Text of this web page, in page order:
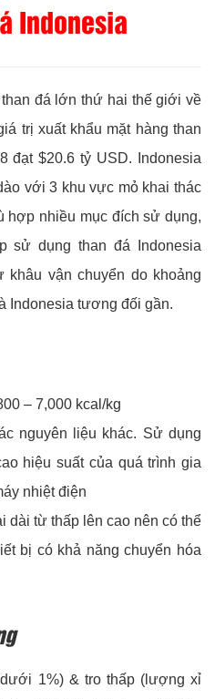
Indonesia
than đá lớn thứ hai thế giới về
trị xuất khẩu mặt hàng than
đạt $20.6 tỷ USD. Indonesia
với 3 khu vực mỏ khai thác
hợp nhiều mục đích sử dụng,
sử dụng than đá Indonesia
vận chuyển do khoảng
Indonesia tương đối gần.
– 7,000 kcal/kg
nguyên liệu khác. Sử dụng
hiệu suất của quá trình gia
nhiệt điện
dài từ thấp lên cao nên có thể
bị có khả năng chuyển hóa
1%) & tro thấp (lượng xỉ